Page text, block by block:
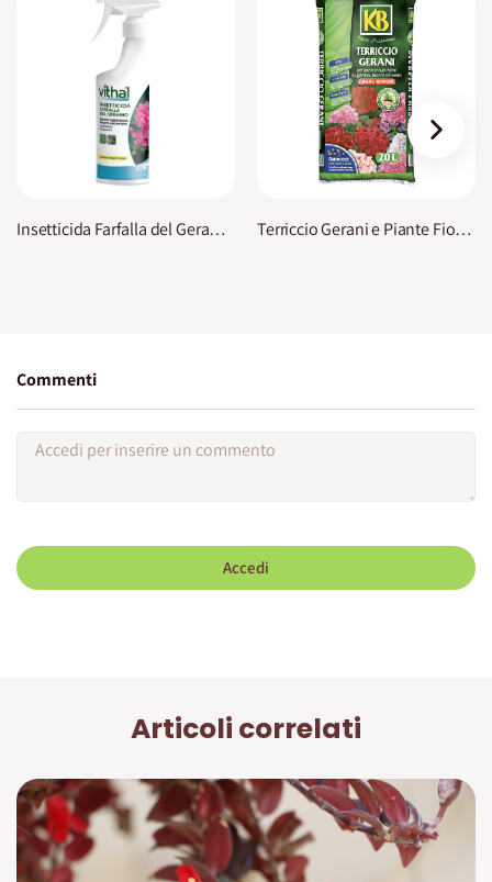
Insetticida Farfalla del Geranio Vithal Terriccio Gerani e Piante Fiorite KB PREMIUM
›
Commenti
Accedi
Articoli correlati